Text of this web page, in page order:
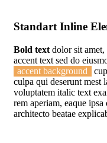
Standart Inline
Bold text dolor sit amet,
accent text sed do
accent background
culpa qui deserunt mest
voluptatem italic text
rem aperiam, eaque
architecto beatae